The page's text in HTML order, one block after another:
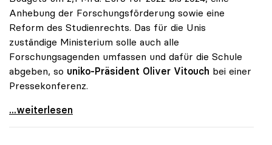
Anhebung der Forschungsförderung sowie eine
Reform des Studienrechts. Das für die Unis
zuständige Ministerium solle auch alle
Forschungsagenden umfassen und dafür die Schule
abgeben, so uniko-Präsident Oliver Vitouch bei einer
Pressekonferenz.
Unis wollen Budgetsteigerung und
...weiterlesen